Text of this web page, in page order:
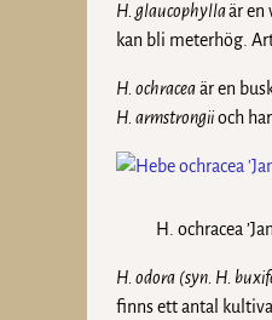
H. glaucophyllaär en
kan bli meterhög.
H. ochraceaär en
H. armstrongiioch
H. ochracea
H. odora (syn. H.
finns ett antal